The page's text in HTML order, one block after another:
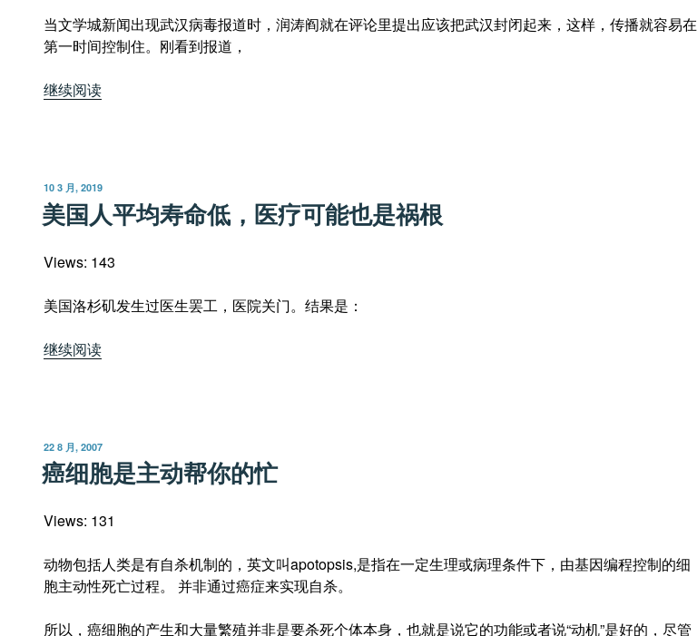
就
没
当文学城新闻出现武汉病毒报道时，润涛阎就在评论里提出应该把武汉封闭起来，这样，传播就容易在
第一时间控制住。刚看到报道，
继续阅读“冠
人
类
共
关
发
布
于
10 3 月, 2019
美国人平均寿命低，医疗可能也是祸根
Views: 143
美国洛杉矶发生过医生罢工，医院关门。结果是：
继续阅读“美
命
医
可
能
是
发
于
22 8 月, 2007
癌细胞是主动帮你的忙
Views: 131
动物包括人类是有自杀机制的，英文叫apotopsis,是指在一定生理或病理条件下，由基因编程控制的细
胞主动性死亡过程。 并非通过癌症来实现自杀。
所以，癌细胞的产生和大量繁殖并非是要杀死个体本身，也就是说它的功能或者说“动机”是好的，尽管